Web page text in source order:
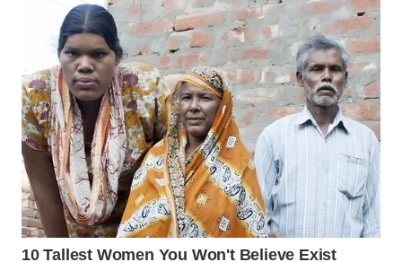
SUBANG
WN
SUKABUMI
WN
PURWAKARTA
WN
PRIANGAN
TIMUR